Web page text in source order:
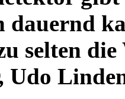
dauernd
selten
Udo